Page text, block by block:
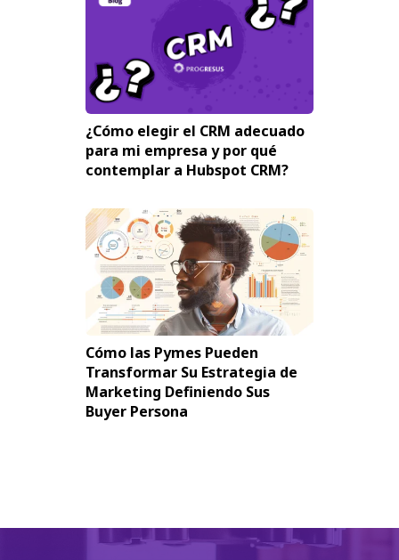
¿Cómo elegir el CRM adecuado
para mi empresa y por qué
contemplar a Hubspot CRM?
Cómo las Pymes Pueden
Transformar Su Estrategia de
Marketing Definiendo Sus
Buyer Persona